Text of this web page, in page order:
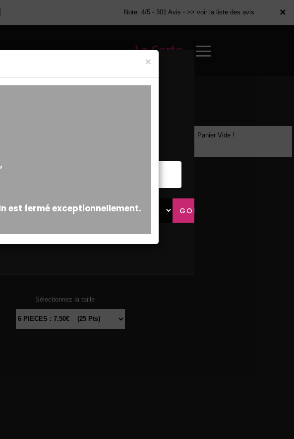
×
Note: 4/5 - 301 Avis - >> voir la liste des avis
La Carte
×
Sélectionnez la taille
Panier Vide !
×